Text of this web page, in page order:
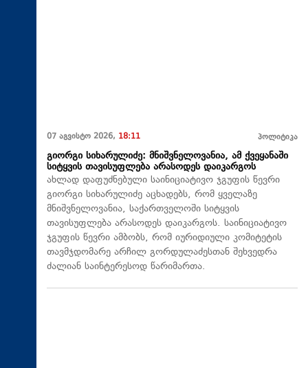
07 აგვისტო 2026, 18:11 პოლიტიკა
გიორგი სიხარულიძე: მნიშვნელოვანია, ამ ქვეყანაში
სიტყვის თავისუფლება არასოდეს დაიკარგოს
ახლად დაფუძნებული საინიციატივო ჯგუფის წევრი
გიორგი სიხარულიძე აცხადებს, რომ ყველაზე
მნიშვნელოვანია, საქართველოში სიტყვის
თავისუფლება არასოდეს დაიკარგოს. საინიციატივო
ჯგუფის წევრი ამბობს, რომ იურიდიული კომიტეტის
თავმჯდომარე არჩილ გორდულაძესთან შეხვედრა
ძალიან საინტერესოდ წარიმართა.